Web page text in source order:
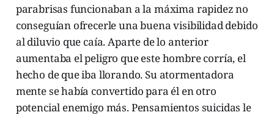
parabrisas funcionaban a la máxima rapidez no
conseguían ofrecerle una buena visibilidad debido
al diluvio que caía. Aparte de lo anterior
aumentaba el peligro que este hombre corría, el
hecho de que iba llorando. Su atormentadora
mente se había convertido para él en otro
potencial enemigo más. Pensamientos suicidas le